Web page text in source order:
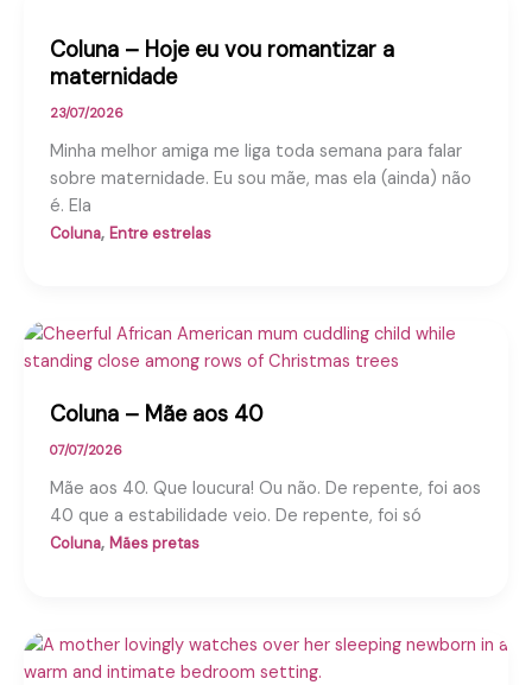
Coluna – Hoje eu vou romantizar a
maternidade
23/07/2026
Minha melhor amiga me liga toda semana para falar
sobre maternidade. Eu sou mãe, mas ela (ainda) não
é. Ela
Coluna, Entre estrelas
Coluna – Mãe aos 40
07/07/2026
Mãe aos 40. Que loucura! Ou não. De repente, foi aos
40 que a estabilidade veio. De repente, foi só
Coluna, Mães pretas